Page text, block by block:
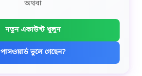
অথবা
নতুন একাউন্ট খুলুন
পাসওয়ার্ড ভুলে গেছেন?